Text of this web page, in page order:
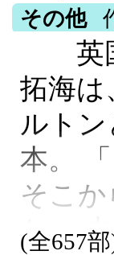
破すべ
300
シェア
る。
した含
長の
ーム
その他
英国
拓海
ルト
本。
そこ
た。
(全657